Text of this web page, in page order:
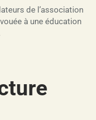
de l’association
à une éducation